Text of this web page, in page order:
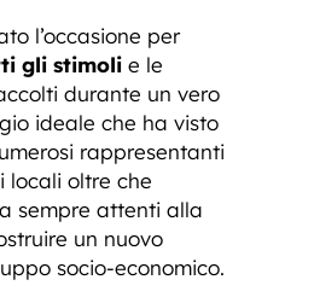
l’occasione per
gli stimoli e le
durante un vero
ideale che ha visto
rappresentanti
locali oltre che
sempre attenti alla
un nuovo
socio-economico.